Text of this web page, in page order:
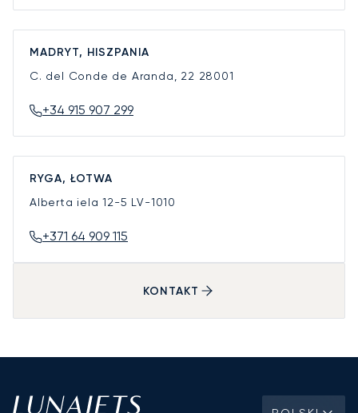
MADRYT, HISZPANIA
C. del Conde de Aranda, 22 28001
+34 915 907 299
RYGA, ŁOTWA
Alberta iela 12-5 LV-1010
+371 64 909 115
KONTAKT